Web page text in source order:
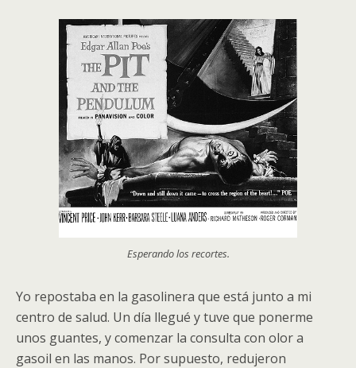
Esperando los recortes.
Yo repostaba en la gasolinera que está junto a mi
centro de salud. Un día llegué y tuve que ponerme
unos guantes, y comenzar la consulta con olor a
gasoil en las manos. Por supuesto, redujeron